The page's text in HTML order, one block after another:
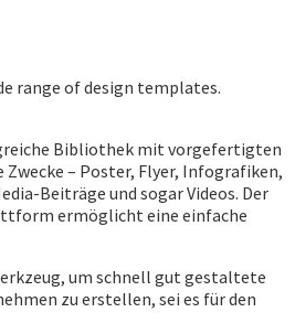
range of design templates.
Bibliothek mit vorgefertigten
Zwecke – Poster, Flyer, Infografiken,
Beiträge und sogar Videos. Der
ermöglicht eine einfache
um schnell gut gestaltete
zu erstellen, sei es für den